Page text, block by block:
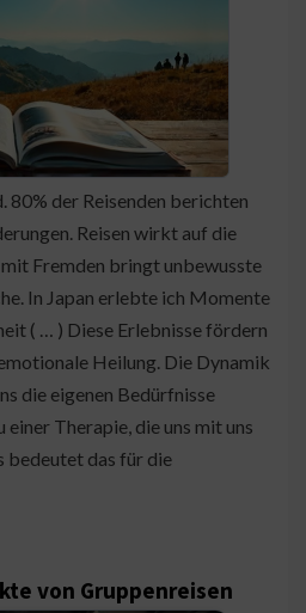
der Reisenden berichten
Reisen wirkt auf die
Fremden bringt unbewusste
In Japan erlebte ich Momente
( … ) Diese Erlebnisse fördern
Heilung. Die Dynamik
die eigenen Bedürfnisse
einer Therapie, die uns mit uns
das für die
von Gruppenreisen